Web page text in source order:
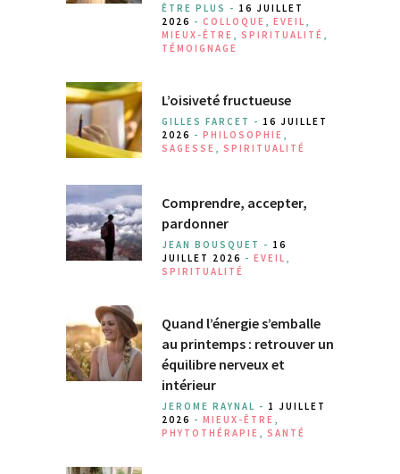
ÊTRE PLUS - 16 JUILLET
2026 - COLLOQUE EVEIL
MIEUX-ÊTRE
SPIRITUALITÉ
TÉMOIGNAGE
L’oisiveté fructueuse
GILLES FARCET - 16 JUILLET
2026 - PHILOSOPHIE
SAGESSE
SPIRITUALITÉ
Comprendre, accepter,
pardonner
JEAN BOUSQUET - 16
JUILLET 2026 - EVEIL
SPIRITUALITÉ
Quand l’énergie s’emballe
au printemps : retrouver un
équilibre nerveux et
intérieur
JEROME RAYNAL - 1 JUILLET
2026 - MIEUX-ÊTRE
PHYTOTHÉRAPIE
SANTÉ